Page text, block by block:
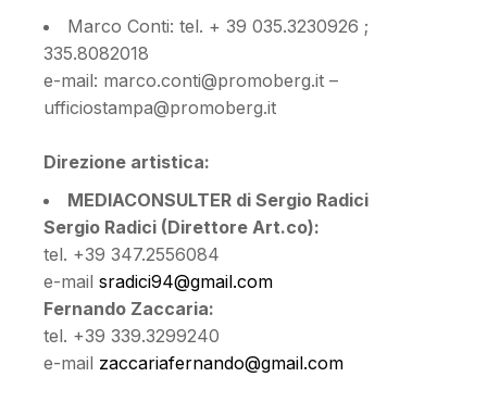
Marco Conti: tel. + 39 035.3230926 ;
335.8082018
e-mail: marco.conti@promoberg.it –
ufficiostampa@promoberg.it
Direzione artistica:
MEDIACONSULTER di Sergio Radici
Sergio Radici (Direttore Art.co):
tel. +39 347.2556084
e-mailsradici94@gmail.com
Fernando Zaccaria:
tel. +39 339.3299240
e-mail zaccariafernando@gmail.com